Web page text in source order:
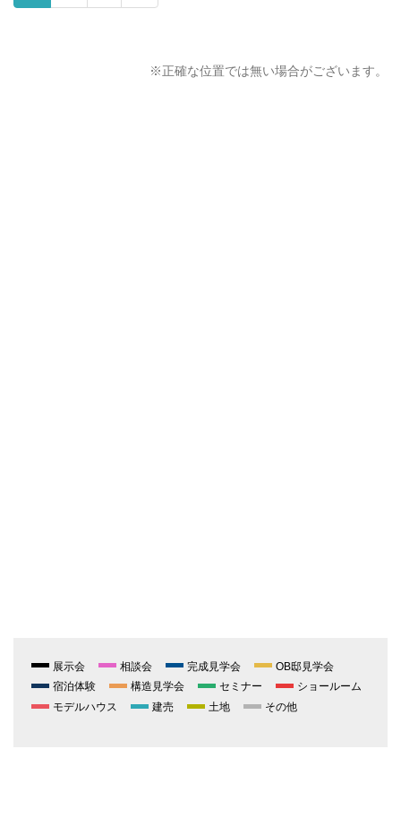
※正確な位置では無い場合がございます。
展示会 相談会 完成見学会
OB邸見学会
宿泊体験
構造見学会 セミナー
ショールーム
モデルハウス
建売 土地 その他